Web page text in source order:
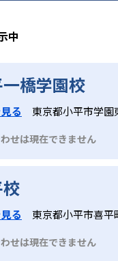
中
橋学園校
る 東京都小平市学園
せは現在できません
る 東京都小平市喜
せは現在できません